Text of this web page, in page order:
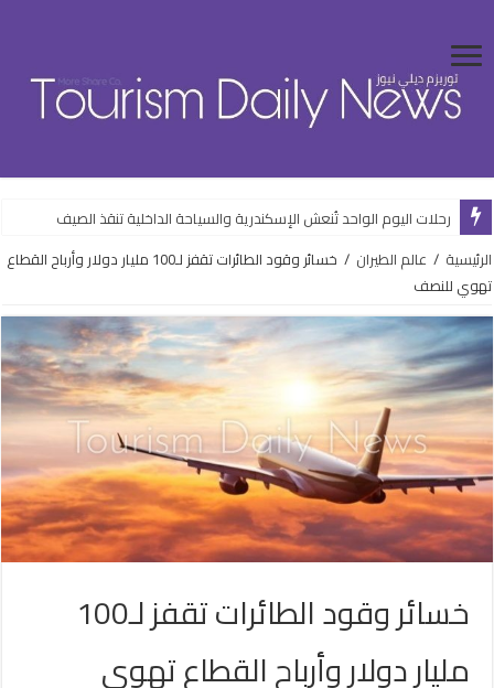
رحلات اليوم الواحد تُنعش الإسكندرية والسياحة الداخلية تنقذ الصيف
الرئيسية / عالم الطيران /
خسائر وقود الطائرات تقفز لـ100 مليار دولار وأرباح القطاع
تهوي للنصف
خسائر وقود الطائرات تقفز لـ100
مليار دولار وأرباح القطاع تهوي